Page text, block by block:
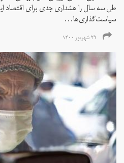
طی سه سال را هشداری جدی برای اقتصاد
سیاست‌گذاری‌ها...
۲۹ شهریور ۱۴۰۰